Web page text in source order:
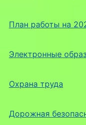
План работы на
Электронные
Охрана труда
Дорожная